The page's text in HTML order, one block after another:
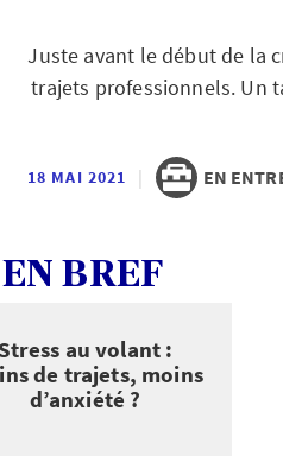
Juste avant le début de la
trajets professionnels. Un
18 MAI 2021 | EN
EN BREF
Stress au volant :
de trajets, moins
d’anxiété ?